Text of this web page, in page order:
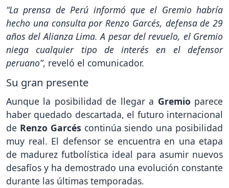
“La prensa de Perú informó que el Gremio habría
hecho una consulta por Renzo Garcés, defensa de 29
años del Alianza Lima. A pesar del revuelo, el Gremio
niega cualquier tipo de interés en el defensor
peruano”, reveló el comunicador.
Su gran presente
Aunque la posibilidad de llegar a Gremio parece
haber quedado descartada, el futuro internacional
de Renzo Garcés continúa siendo una posibilidad
muy real. El defensor se encuentra en una etapa
de madurez futbolística ideal para asumir nuevos
desafíos y ha demostrado una evolución constante
durante las últimas temporadas.